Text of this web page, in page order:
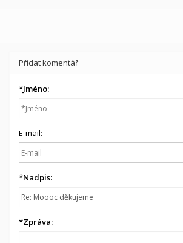
Přidat komentář
*Jméno:
E-mail:
*Nadpis:
*Zpráva: